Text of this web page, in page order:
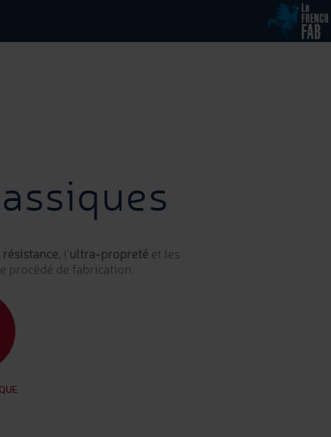
résistance, l'ultra-propreté et les
de fabrication.